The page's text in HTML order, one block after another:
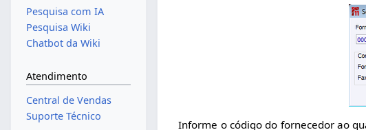
Informe o código do fornecedor ao
Pesquisa com IA
Pesquisa Wiki
Chatbot da Wiki
Atendimento
Central de Vendas
Suporte Técnico